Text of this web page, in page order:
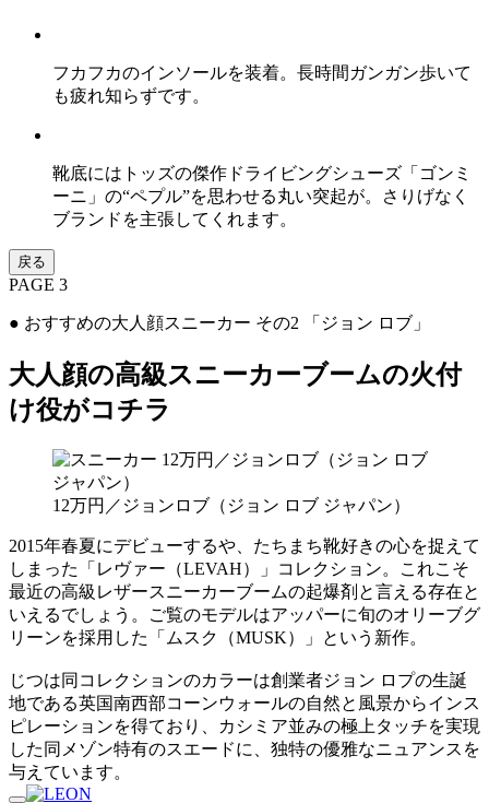
フカフカのインソールを装着。長時間ガンガン歩いて
も疲れ知らずです。
靴底にはトッズの傑作ドライビングシューズ「ゴンミ
ーニ」の“ペプル”を思わせる丸い突起が。さりげなく
ブランドを主張してくれます。
戻る
PAGE 3
● おすすめの大人顔スニーカー その2 「ジョン ロブ」
大人顔の高級スニーカーブームの火付
け役がコチラ
12万円／ジョンロブ（ジョン ロブ ジャパン）
2015年春夏にデビューするや、たちまち靴好きの心を捉えて
しまった「レヴァー（LEVAH）」コレクション。これこそ
最近の高級レザースニーカーブームの起爆剤と言える存在と
いえるでしょう。ご覧のモデルはアッパーに旬のオリーブグ
リーンを採用した「ムスク（MUSK）」という新作。
じつは同コレクションのカラーは創業者ジョン ロプの生誕
地である英国南西部コーンウォールの自然と風景からインス
ピレーションを得ており、カシミア並みの極上タッチを実現
した同メゾン特有のスエードに、独特の優雅なニュアンスを
与えています。